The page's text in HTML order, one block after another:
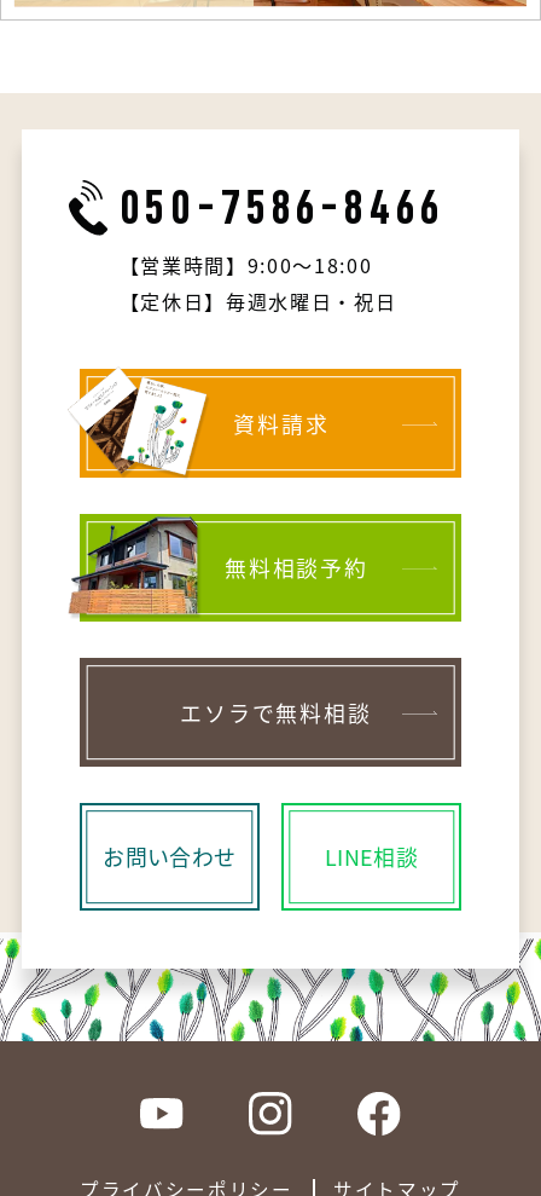
050-7586-8466
【営業時間】9:00～18:00
【定休日】毎週水曜日・祝日
資料請求
無料相談予約
エソラで無料相談
お問い合わせ LINE相談
プライバシーポリシー サイトマップ